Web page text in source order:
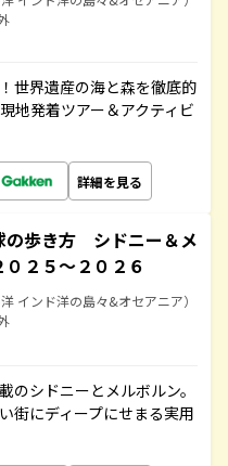
世界遺産の海と森を徹底的
地発着ツアー＆アクティビ
詳細を見る
歩き方 シドニー＆メ
２５～２０２６
インド洋の島々&オセアニア）
のシドニーとメルボルン。
街にディープにせまる実用